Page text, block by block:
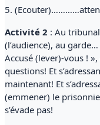
5.
Activité 2 : Au
(l’audience), au
Accusé (lever)-vous !
questions! Et
maintenant! Et
(emmener) le
s’évade pas!